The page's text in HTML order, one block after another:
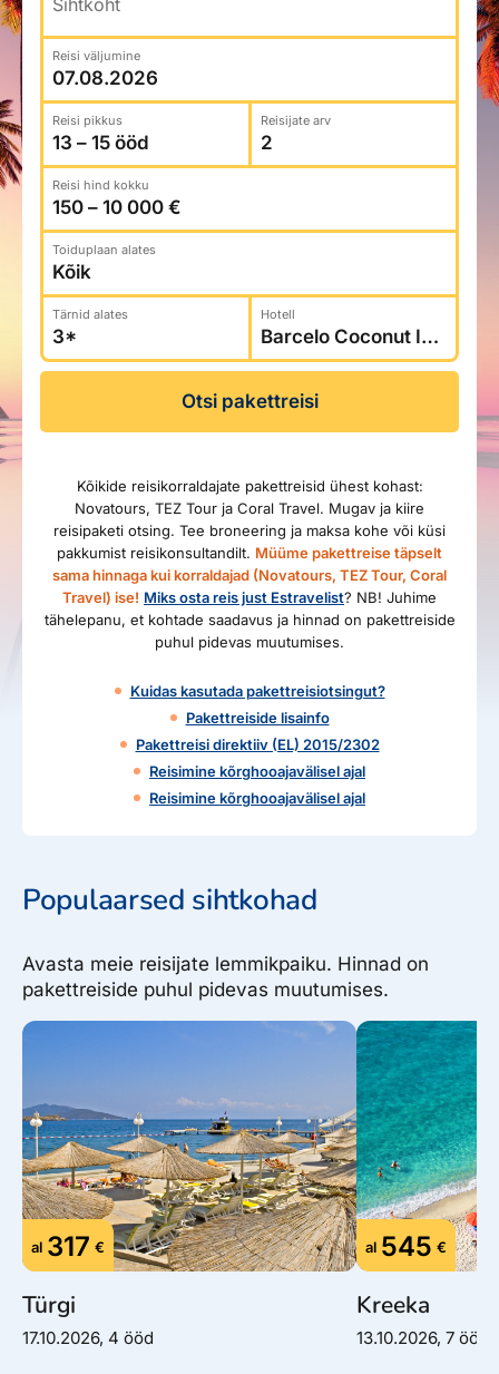
Reisitarvete e-pood
Airalo eSIM
Reisija meelespea
Platinum Club
Püsisoodustused
Boonuspunktid
Ettevõttest, kontaktid, reisikonsultandi teenus, tule
tööle, uudised...
Ettevõttest
Kontaktid
Reisikonsultandi teenus
Tule tööle
Uudised
Sihtkoht
Reisi väljumine
Reisi pikkus Reisijate arv
Reisi hind kokku
Toiduplaan alates
Tärnid alates Hotell
Otsi pakettreisi
Kõikide reisikorraldajate pakettreisid ühest kohast:
Novatours, TEZ Tour ja Coral Travel. Mugav ja kiire
reisipaketi otsing. Tee broneering ja maksa kohe või küsi
pakkumist reisikonsultandilt. Müüme pakettreise täpselt
sama hinnaga kui korraldajad (Novatours, TEZ Tour, Coral
Travel) ise! Miks osta reis just Estravelist? NB! Juhime
tähelepanu, et kohtade saadavus ja hinnad on pakettreiside
puhul pidevas muutumises.
Kuidas kasutada pakettreisiotsingut?
Pakettreiside lisainfo
Pakettreisi direktiiv (EL) 2015/2302
Reisimine kõrghooajavälisel ajal
Reisimine kõrghooajavälisel ajal
Populaarsed sihtkohad
Avasta meie reisijate lemmikpaiku. Hinnad on
pakettreiside puhul pidevas muutumises.
al 317 €
Türgi
17.10.2026, 4 ööd
al 545 €
Kreeka
13.10.2026, 7 ööd